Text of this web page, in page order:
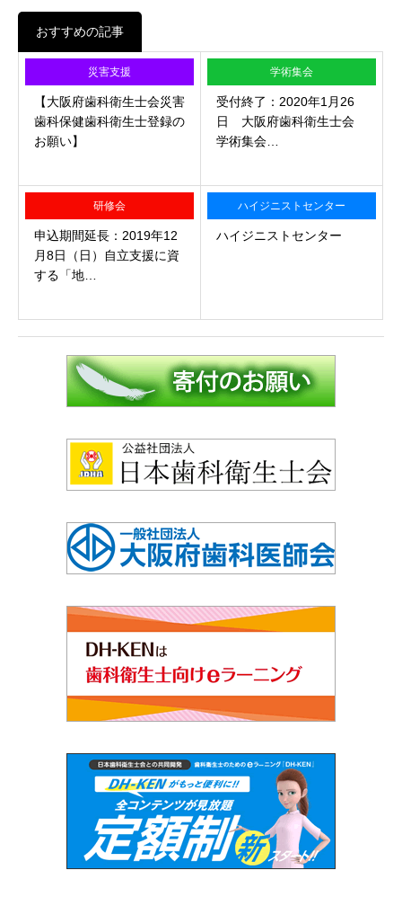
おすすめの記事
災害支援
【大阪府歯科衛生士会災害
歯科保健歯科衛生士登録の
お願い】
学術集会
受付終了：2020年1月26
日 大阪府歯科衛生士会
学術集会…
研修会
申込期間延長：2019年12
月8日（日）自立支援に資
する「地…
ハイジニストセンター
ハイジニストセンター